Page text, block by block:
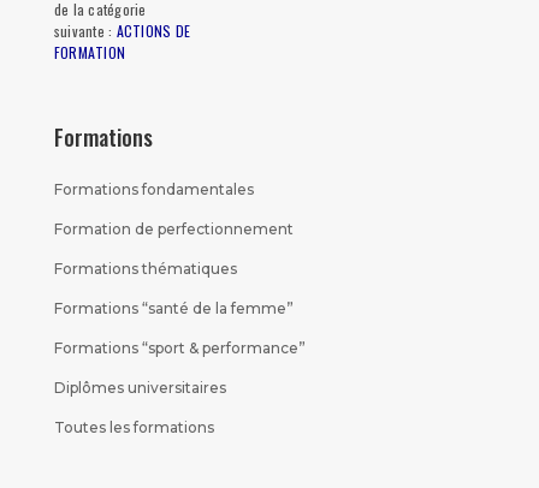
de la catégorie
suivante : ACTIONS DE
FORMATION
Formations
Formations fondamentales
Formation de perfectionnement
Formations thématiques
Formations “santé de la femme”
Formations “sport & performance”
Diplômes universitaires
Toutes les formations